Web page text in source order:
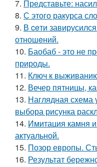
7. Представьте:
8. С этого ракурса
9. В ceти
отношeний.
10. Баобаб - это не
природы.
11. Ключ к
12. Вечер пятницы,
13. Наглядная схема
выбора рисунка
14. Имитация камня
актуальной.
15. Позор европы.
16. Результат